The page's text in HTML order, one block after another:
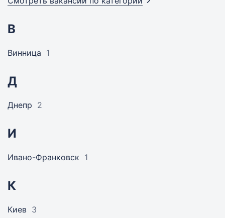
В
Винница 1
Д
Днепр 2
И
Ивано-Франковск 1
К
Киев 3